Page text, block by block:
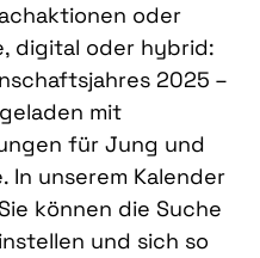
oder
digital oder hybrid:
2025 –
mit
für Jung und
In unserem Kalender
können die Suche
und sich so